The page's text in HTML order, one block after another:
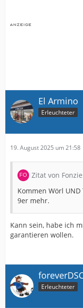
El Armino
Erleuchteter
19. August 2025 um 21:58
Zitat von Fonzie
Kommen Wörl
9er mehr.
Kann sein, habe ich
garantieren wollen.
Erleuchteter